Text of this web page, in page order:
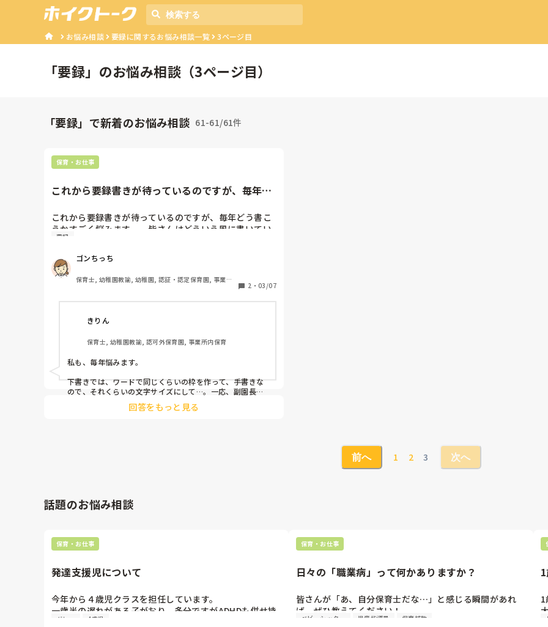
お悩み相談 要録に関するお悩み相談一覧 3ページ目
「要録」のお悩み相談（3ページ目）
「要録」で新着のお悩み相談 61-61/61件
保育・お仕事
これから要録書きが待っているのですが、毎年ど
これから要録書きが待っているのですが、毎年どう書こ
うかすごく悩みます…。皆さんはどういう風に書いてい
要録
ゴンちっち
保育士, 幼稚園教諭, 幼稚園, 認証・認定保育園, 事業所
2 ・ 03/07
きりん
保育士, 幼稚園教諭, 認可外保育園, 事業所内保育
私も、毎年悩みます。
下書きでは、ワードで同じくらいの枠を作って、手書きな
ので、それくらいの文字サイズにして…。一応、副園長に
確認してもらってます。 回答をもっと見る
前へ 1 2 3 次へ
話題のお悩み相談
保育・お仕事
発達支援児について
今年から４歳児クラスを担任しています。
一歳半の遅れがある子がおり、多分ですがADHDも併せ持
グレー 4歳児
保育・お仕事
日々の「職業病」って何かありますか？
皆さんが「あ、自分保育士だな…」と感じる瞬間があれ
ば、ぜひ教えてください！
ベビーシッター 児童指導員 保育補助